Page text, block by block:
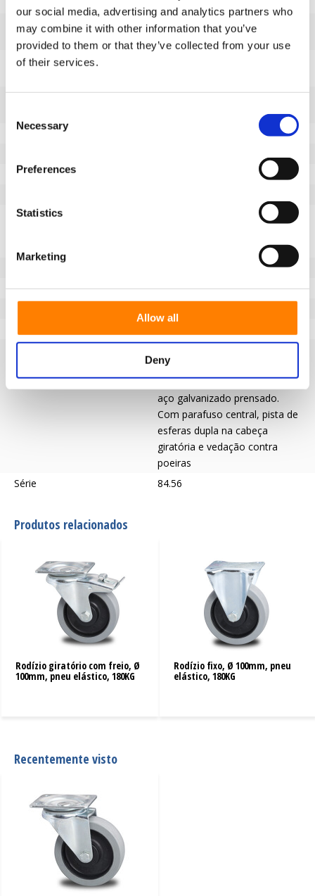
our social media, advertising and analytics partners who
may combine it with other information that you’ve
provided to them or that they’ve collected from your use
of their services.
Selection
Necessary
Preferences
Statistics
Marketing
Allow all
Deny
Tamanho da placa superior
(mm)
105x85
Centros dos furos da placa
Diâmetro do furo de fixação
8
Pisar
Desvio (mm)
Descrição do piso
Roda com pneu de borracha
Não deixa marcas no chão.
Tipo de roda
Roda giratória
industrial intensiva com
encaixe de placa em chapa de
aço galvanizado prensado.
Com parafuso central, pista de
esferas dupla na cabeça
giratória e vedação contra
poeiras
Série
84.56
Produtos relacionados
Rodízio giratório com freio, Ø
100mm, pneu elástico, 180KG
Rodízio fixo, Ø 100mm, pneu
elástico, 180KG
Recentemente visto